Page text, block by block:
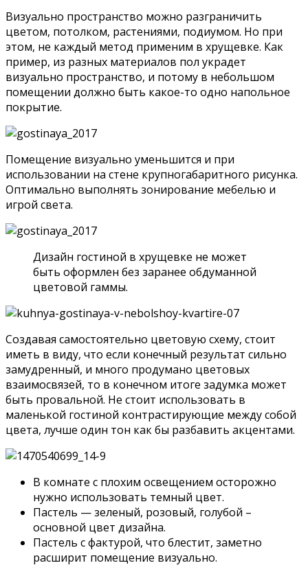
Визуально пространство можно разграничить
цветом, потолком, растениями, подиумом. Но при
этом, не каждый метод применим в хрущевке. Как
пример, из разных материалов пол украдет
визуально пространство, и потому в небольшом
помещении должно быть какое-то одно напольное
покрытие.
Помещение визуально уменьшится и при
использовании на стене крупногабаритного рисунка.
Оптимально выполнять зонирование мебелью и
игрой света.
Дизайн гостиной в хрущевке не может
быть оформлен без заранее обдуманной
цветовой гаммы.
Создавая самостоятельно цветовую схему, стоит
иметь в виду, что если конечный результат сильно
замудренный, и много продумано цветовых
взаимосвязей, то в конечном итоге задумка может
быть провальной. Не стоит использовать в
маленькой гостиной контрастирующие между собой
цвета, лучше один тон как бы разбавить акцентами.
В комнате с плохим освещением осторожно
нужно использовать темный цвет.
Пастель — зеленый, розовый, голубой –
основной цвет дизайна.
Пастель с фактурой, что блестит, заметно
расширит помещение визуально.